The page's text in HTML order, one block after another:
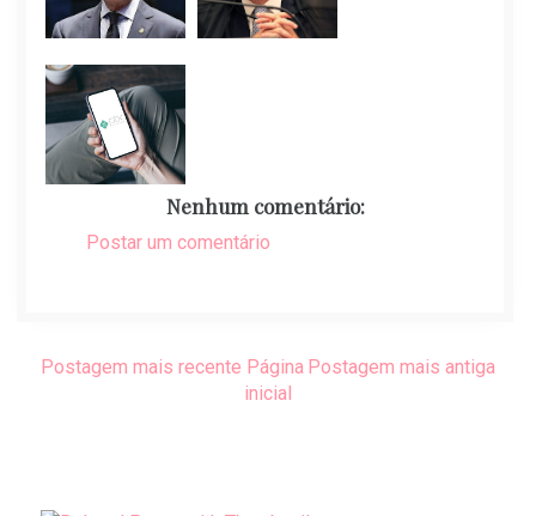
Nenhum comentário:
Postar um comentário
Postagem mais recente Postagem mais antiga
Página
inicial